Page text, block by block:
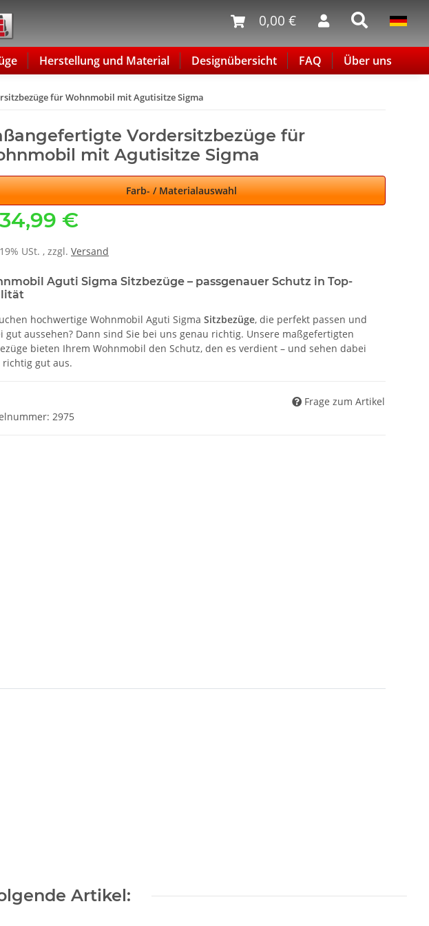
0,00 €
Herstellung und Material Designübersicht FAQ Über uns
für Wohnmobil mit Agutisitze Sigma
Vordersitzbezüge für
mit Agutisitze Sigma
Farb- / Materialauswahl
€
USt. , zzgl. Versand
Aguti Sigma Sitzbezüge – passgenauer Schutz in Top-
hochwertige Wohnmobil Aguti Sigma Sitzbezüge, die perfekt passen und
gut aussehen? Dann sind Sie bei uns genau richtig. Unsere maßgefertigten
bieten Ihrem Wohnmobil den Schutz, den es verdient – und sehen dabei
richtig gut aus.
Frage zum Artikel
2975
Artikel: